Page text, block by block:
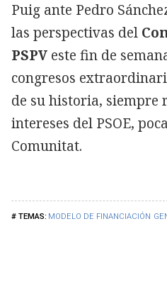
MODELO DE FINANCIACIÓN
Puig ante Pedro
las perspectivas del
PSPV este fin de
congresos
de su historia, siempre
intereses del PSOE,
Comunitat.